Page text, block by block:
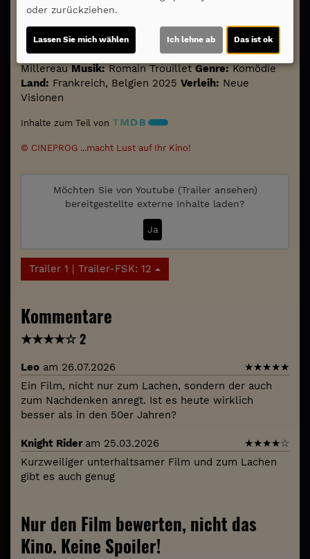
Darsteller:Elsa Zylberstein, Didier Bourdon,
Mathilde Le Borgne, Maxim Foster, Romain Cottard
Regie: Vinciane Millereau Drehbuch: Vinciane
Millereau Musik: Romain Trouillet Genre: Komödie
Land: Frankreich, Belgien 2025 Verleih: Neue
Visionen
Inhalte zum Teil von
© CINEPROG ...macht Lust auf Ihr Kino!
Möchten Sie von Youtube (Trailer ansehen)
bereitgestellte externe Inhalte laden?
Ja
Trailer 1 | Trailer-FSK: 12
Kommentare
★★★★☆2
Leo am 26.07.2026 ★★★★★
Ein Film, nicht nur zum Lachen, sondern der auch
zum Nachdenken anregt. Ist es heute wirklich
besser als in den 50er Jahren?
Knight Rider am 25.03.2026 ★★★★☆
Kurzweiliger unterhaltsamer Film und zum Lachen
gibt es auch genug
Nur den Film bewerten, nicht das
Kino. Keine Spoiler!
oder zurückziehen.
Lassen Sie mich wählen Ich lehne ab Das ist ok